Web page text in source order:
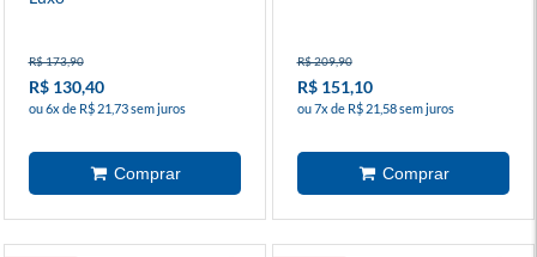
R$ 173,90
R$ 130,40
ou 6x de R$ 21,73 sem juros
R$ 209,90
R$ 151,10
ou 7x de R$ 21,58 sem juros